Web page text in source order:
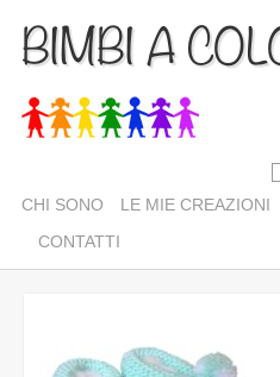
BIMBI A
CHI SONO LE MIE CREAZIONI
CONTATTI